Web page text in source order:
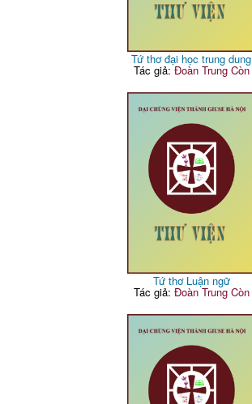
Tứ thơ đại học trung dung
Tác giả:Đoàn Trung Còn
Tứ thơ Luận ngữ
Tác giả: Đoàn Trung Còn